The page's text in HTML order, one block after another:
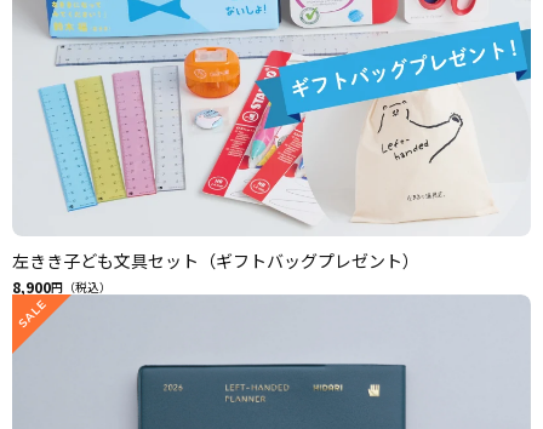
左きき子ども文具セット（ギフトバッグプレゼント）
8,900円（税込）